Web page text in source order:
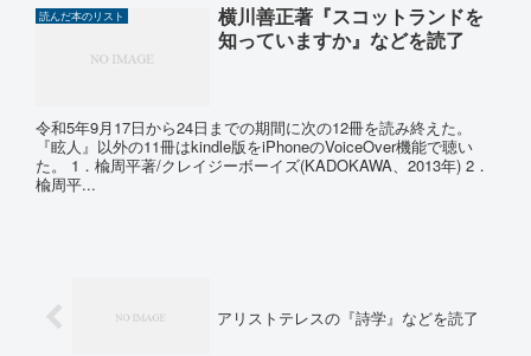
読んだ本のリスト
横川善正著『スコットランドを
知っていますか』などを読了
令和5年9月17日から24日までの期間に次の12冊を読み終えた。
『眩人』以外の11冊はkindle版をiPhoneのVoiceOver機能で聴い
た。 1．楡周平著/クレイジーボーイズ(KADOKAWA、2013年) 2．
楡周平...
アリストテレスの『詩学』などを読了